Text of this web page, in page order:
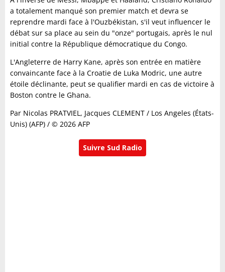
a totalement manqué son premier match et devra se
reprendre mardi face à l'Ouzbékistan, s'il veut influencer le
débat sur sa place au sein du "onze" portugais, après le nul
initial contre la République démocratique du Congo.
L'Angleterre de Harry Kane, après son entrée en matière
convaincante face à la Croatie de Luka Modric, une autre
étoile déclinante, peut se qualifier mardi en cas de victoire à
Boston contre le Ghana.
Par Nicolas PRATVIEL, Jacques CLEMENT / Los Angeles (États-
Unis) (AFP) / © 2026 AFP
Suivre Sud Radio